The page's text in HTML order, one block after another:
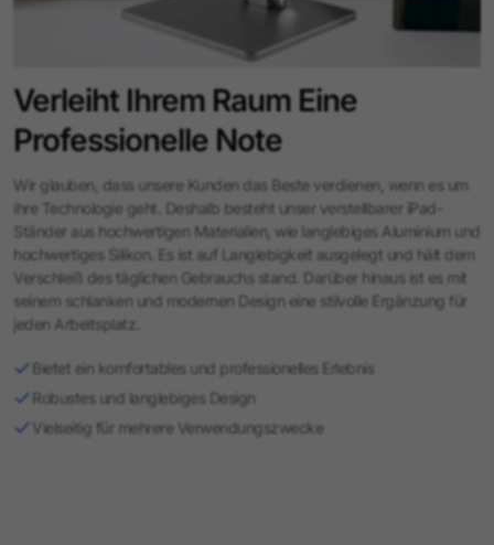
Verleiht Ihrem Raum Eine
Professionelle Note
Wir glauben, dass unsere Kunden das Beste verdienen, wenn es um
ihre Technologie geht. Deshalb besteht unser verstellbarer iPad-
Ständer aus hochwertigen Materialien, wie langlebiges Aluminium und
hochwertiges Silikon. Es ist auf Langlebigkeit ausgelegt und hält dem
Verschleiß des täglichen Gebrauchs stand. Darüber hinaus ist es mit
seinem schlanken und modernen Design eine stilvolle Ergänzung für
jeden Arbeitsplatz.
Bietet ein komfortables und professionelles Erlebnis
Robustes und langlebiges Design
Vielseitig für mehrere Verwendungszwecke